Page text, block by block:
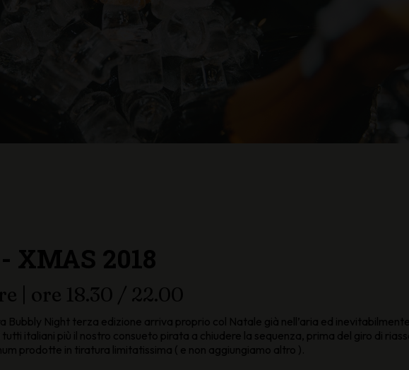
XMAS 2018
| ore 18.30 / 22.00
Bubbly Night terza edizione arriva proprio col Natale già nell’aria ed
italiani più il nostro consueto pirata a chiudere la sequenza, prima del giro di
prodotte in tiratura limitatissima ( e non aggiungiamo altro ).